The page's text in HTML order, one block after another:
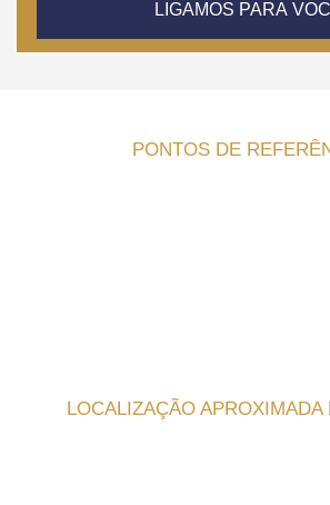
LIGAMOS PARA
PONTOS DE
LOCALIZAÇÃO APROXIMADA